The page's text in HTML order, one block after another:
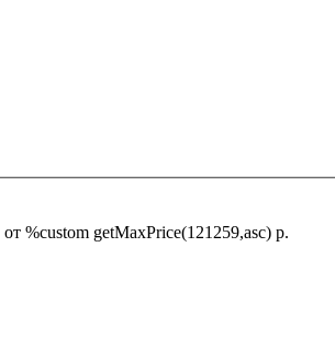
от %custom getMaxPrice(121259,asc) р.